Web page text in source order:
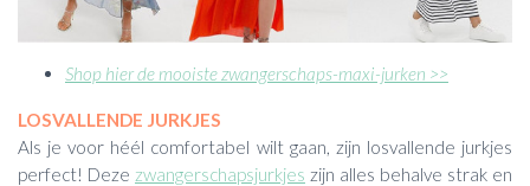
Shop hier de mooiste zwangerschaps-maxi-jurken >>
LOSVALLENDE JURKJES
Als je voor héél comfortabel wilt gaan, zijn losvallende jurkjes
perfect! Deze zwangerschapsjurkjes zijn alles behalve strak en